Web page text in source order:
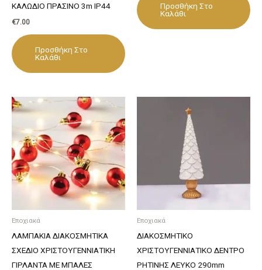
ΚΑΛΩΔΙΟ ΠΡΑΣΙΝΟ 3m IP44
€7.00
Προσθήκη Στο
Καλάθι
Προσθήκη Στο
Καλάθι
Εποχιακά
ΛΑΜΠΑΚΙΑ ΔΙΑΚΟΣΜΗΤΙΚΑ
ΣΧΕΔΙΟ ΧΡΙΣΤΟΥΓΕΝΝΙΑΤΙΚΗ
ΓΙΡΛΑΝΤΑ ΜΕ ΜΠΑΛΕΣ
Εποχιακά
ΔΙΑΚΟΣΜΗΤΙΚΟ
ΧΡΙΣΤΟΥΓΕΝΝΙΑΤΙΚΟ ΔΕΝΤΡΟ
ΡΗΤΙΝΗΣ ΛΕΥΚΟ 290mm